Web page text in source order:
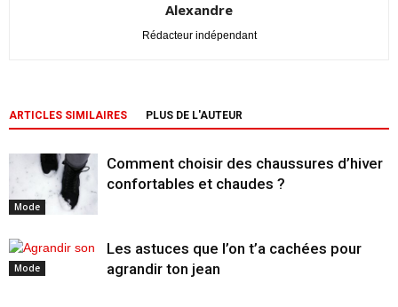
Alexandre
Rédacteur indépendant
ARTICLES SIMILAIRES PLUS DE L'AUTEUR
Mode
Comment choisir des chaussures d’hiver
confortables et chaudes ?
Mode
Les astuces que l’on t’a cachées pour
agrandir ton jean